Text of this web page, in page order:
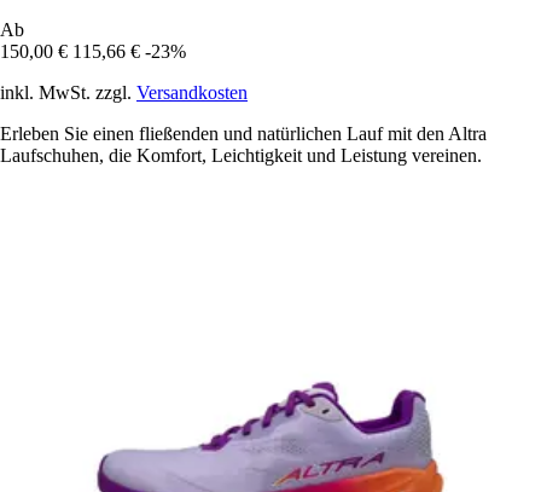
Ab
150,00 € 115,66 € -23%
inkl. MwSt. zzgl. Versandkosten
Erleben Sie einen fließenden und natürlichen Lauf mit den Altra
Laufschuhen, die Komfort, Leichtigkeit und Leistung vereinen.